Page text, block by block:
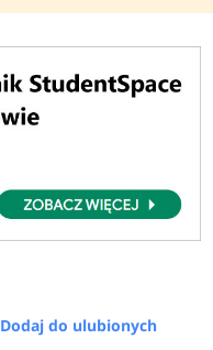
Dodaj do ulubionych